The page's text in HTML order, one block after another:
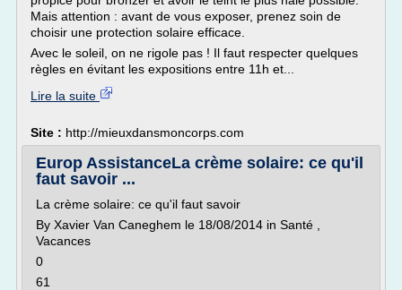
Mais attention : avant de vous exposer, prenez soin de
choisir une protection solaire efficace.
Avec le soleil, on ne rigole pas ! Il faut respecter quelques
règles en évitant les expositions entre 11h et...
Lire la suite
Site : http://mieuxdansmoncorps.com
Europ AssistanceLa crème solaire: ce qu'il
faut savoir ...
La crème solaire: ce qu'il faut savoir
By Xavier Van Caneghem le 18/08/2014 in Santé ,
Vacances
0
61